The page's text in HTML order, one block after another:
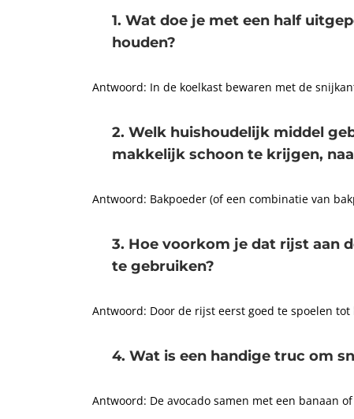
1. Wat doe je met een half
houden?
Antwoord: In de koelkast bewaren met de
2. Welk huishoudelijk middel
makkelijk schoon te krijgen,
Antwoord: Bakpoeder (of een combinatie van
3. Hoe voorkom je dat rijst aan
te gebruiken?
Antwoord: Door de rijst eerst goed te spoelen
4. Wat is een handige truc om
Antwoord: De avocado samen met een banaan